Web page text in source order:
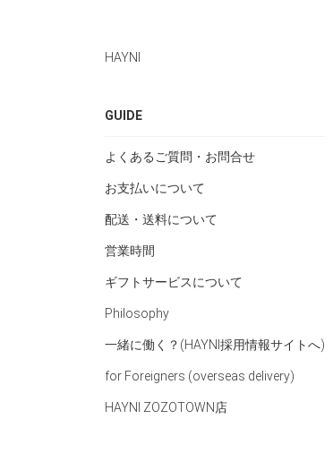
HAYNI
GUIDE
よくあるご質問・お問合せ
お支払いについて
配送・送料について
営業時間
ギフトサービスについて
Philosophy
一緒に働く？(HAYNI採用情報サイトへ)
for Foreigners (overseas delivery)
HAYNI ZOZOTOWN店